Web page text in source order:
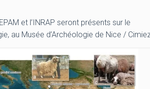
et l’INRAP seront présents sur le
au Musée d’Archéologie de Nice /